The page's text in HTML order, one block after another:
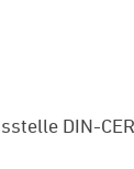
DIN-